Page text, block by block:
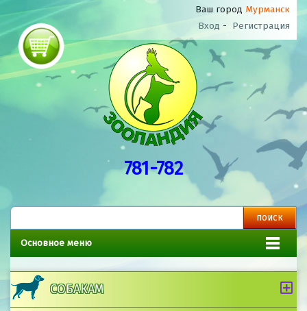
Ваш город Мурманск
Вход - Регистрация
781-782
Основное меню
СОБАКАМ